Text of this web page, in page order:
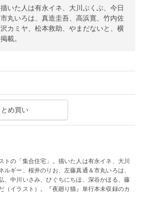
いた人は有永イネ、大川ぶくぶ、今日
丸いろは、真造圭吾、高浜寛、竹内佐
カミヤ、松本救助、やまだないと、横
載。
め買い
の「集合住宅」。描いた人は有永イネ、大川
ギー、桜井のりお、左藤真通＆市丸いろは、
、中川いさみ、ひぐちにちほ、深谷かほる、藤
イラスト）。『夜廻り猫』単行本未収録のカ